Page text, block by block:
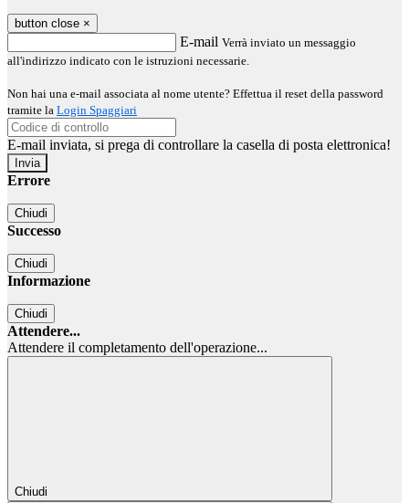
button close ×
E-mail Verrà inviato un messaggio
all'indirizzo indicato con le istruzioni necessarie.
Non hai una e-mail associata al nome utente? Effettua il reset della password
tramite la Login Spaggiari
E-mail inviata, si prega di controllare la casella di posta elettronica!
Errore
Chiudi
Successo
Chiudi
Informazione
Chiudi
Attendere...
Attendere il completamento dell'operazione...
Chiudi